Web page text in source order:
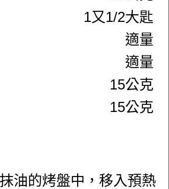
1又1/2大匙
適量
適量
15公克
15公克
油的烤盤中，移入預熱